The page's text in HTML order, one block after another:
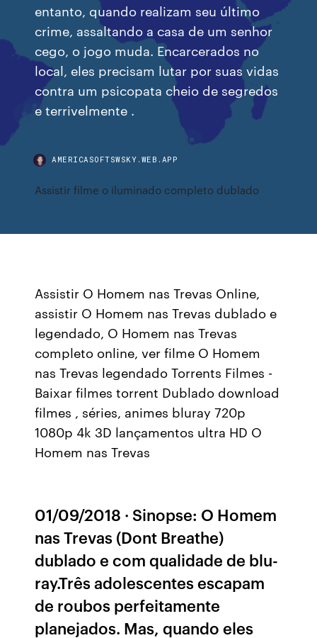
entanto, quando realizam seu último
crime, assaltando a casa de um senhor
cego, o jogo muda. Encarcerados no
local, eles precisam lutar por suas vidas
contra um psicopata cheio de segredos
e terrivelmente .
AMERICASOFTSWSKY.WEB.APP
Assistir filme o iluminado completo dublado
Assistir O Homem nas Trevas Online,
assistir O Homem nas Trevas dublado e
legendado, O Homem nas Trevas
completo online, ver filme O Homem
nas Trevas legendado Torrents Filmes -
Baixar filmes torrent Dublado download
filmes , séries, animes bluray 720p
1080p 4k 3D lançamentos ultra HD O
Homem nas Trevas
01/09/2018 · Sinopse: O Homem
nas Trevas (Dont Breathe)
dublado e com qualidade de blu-
ray.Três adolescentes escapam
de roubos perfeitamente
planejados. Mas, quando eles